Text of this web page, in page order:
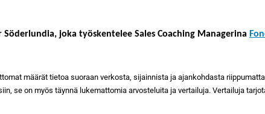
joka työskentelee Sales Coaching Managerina
määrät tietoa suoraan verkosta, sijainnista ja ajankohdasta
se on myös täynnä lukemattomia arvosteluita ja vertailuja. Vertailuja